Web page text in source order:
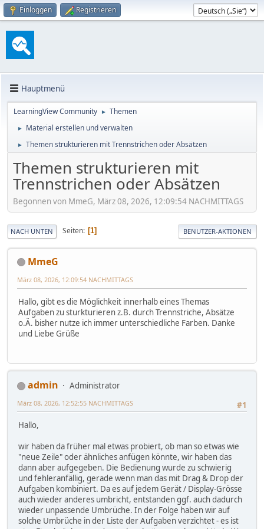
Einloggen Registrieren
Hauptmenü
LearningView Community ► Themen
► Material erstellen und verwalten
► Themen strukturieren mit Trennstrichen oder Absätzen
Themen strukturieren mit
Trennstrichen oder Absätzen
Begonnen von MmeG, März 08, 2026, 12:09:54 NACHMITTAGS
NACH UNTEN Seiten 1 BENUTZER-AKTIONEN
MmeG
März 08, 2026, 12:09:54 NACHMITTAGS
Hallo, gibt es die Möglichkeit innerhalb eines Themas
Aufgaben zu sturkturieren z.B. durch Trennstriche, Absätze
o.Ä. bisher nutze ich immer unterschiedliche Farben. Danke
und Liebe Grüße
admin
Administrator
#1
März 08, 2026, 12:52:55 NACHMITTAGS
Hallo,
wir haben da früher mal etwas probiert, ob man so etwas wie
"neue Zeile" oder ähnliches anfügen könnte, wir haben das
dann aber aufgegeben. Die Bedienung wurde zu schwierig
und fehleranfällig, gerade wenn man das mit Drag & Drop der
Aufgaben kombiniert. Da es auf jedem Gerät / Display-Grösse
auch wieder anderes umbricht, entstanden ggf. auch dadurch
wieder unpassende Umbrüche. In der Folge haben wir auf
solche Umbrüche in der Liste der Aufgaben verzichtet - es ist